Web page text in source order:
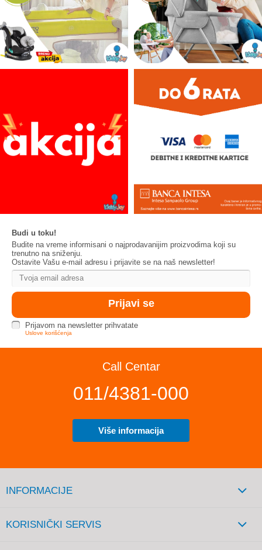
Budi u toku!
Budite na vreme informisani o najprodavanijim proizvodima koji su
trenutno na sniženju.
Ostavite Vašu e-mail adresu i prijavite se na naš newsletter!
Prijavom na newsletter prihvatate
Uslove korišćenja
Call Centar
011/4381-000
Više informacija
INFORMACIJE
KORISNIČKI SERVIS